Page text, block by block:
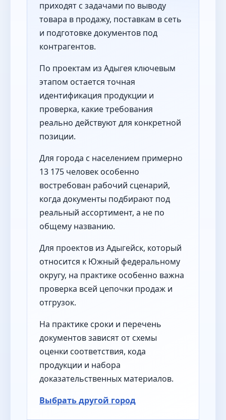
приходят с задачами по выводу
товара в продажу, поставкам в сеть
и подготовке документов под
контрагентов.
По проектам из Адыгея ключевым
этапом остается точная
идентификация продукции и
проверка, какие требования
реально действуют для конкретной
позиции.
Для города с населением примерно
13 175 человек особенно
востребован рабочий сценарий,
когда документы подбирают под
реальный ассортимент, а не по
общему названию.
Для проектов из Адыгейск, который
относится к Южный федеральному
округу, на практике особенно важна
проверка всей цепочки продаж и
отгрузок.
На практике сроки и перечень
документов зависят от схемы
оценки соответствия, кода
продукции и набора
доказательственных материалов.
Выбрать другой город